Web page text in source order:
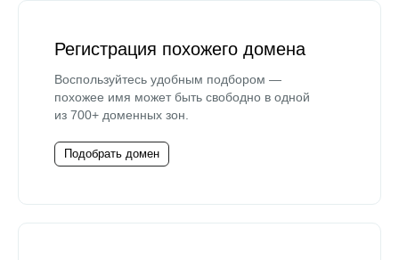
Регистрация похожего домена
Воспользуйтесь удобным подбором —
похожее имя может быть свободно в одной
из 700+ доменных зон.
Подобрать домен